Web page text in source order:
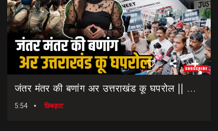
जंतर मंतर की बणांग अर उत्तराखंड कू घपरोल || NEET Paper Leak || Dharmendra Pradhan Resigns
5:54 छिबड़ाट